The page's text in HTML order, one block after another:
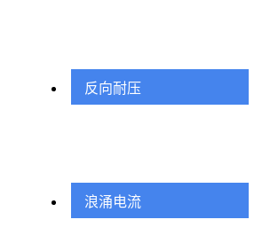
反向耐压
浪涌电流